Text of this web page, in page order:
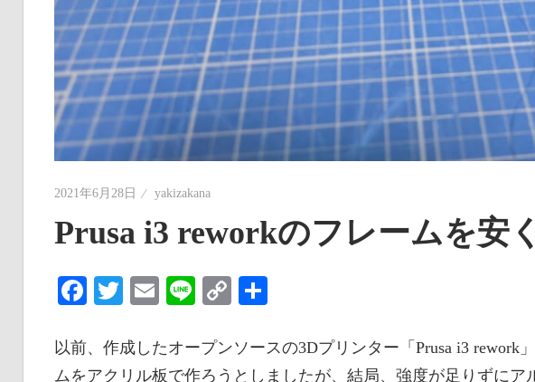
信
2021年6月28日 yakizakana
Prusa i3 reworkのフレームを安
Facebook
TwitterEmailLineCopy
以前、作成したオープンソースの3Dプリンター「Prusa i3 rework
ムをアクリル板で作ろうとしましたが、結局、強度が足りずに